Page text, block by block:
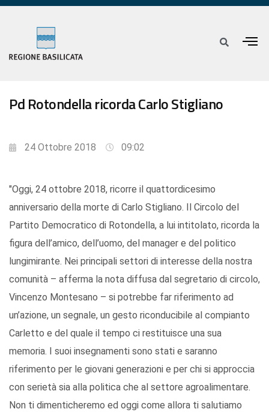
Pd Rotondella ricorda Carlo Stigliano
24 Ottobre 2018 09:02
"Oggi, 24 ottobre 2018, ricorre il quattordicesimo
anniversario della morte di Carlo Stigliano. Il Circolo del
Partito Democratico di Rotondella, a lui intitolato, ricorda la
figura dell’amico, dell’uomo, del manager e del politico
lungimirante. Nei principali settori di interesse della nostra
comunità – afferma la nota diffusa dal segretario di circolo,
Vincenzo Montesano – si potrebbe far riferimento ad
un’azione, un segnale, un gesto riconducibile al compianto
Carletto e del quale il tempo ci restituisce una sua
memoria. I suoi insegnamenti sono stati e saranno
riferimento per le giovani generazioni e per chi si approccia
con serietà sia alla politica che al settore agroalimentare.
Non ti dimenticheremo ed oggi come allora ti salutiamo